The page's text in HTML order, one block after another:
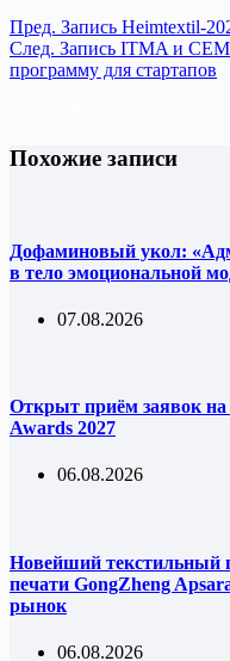
Пред. Запись Heimtextil-
След. Запись ITMA и
программу для стартапов
Похожие записи
Дофаминовый укол:
в тело эмоциональной
07.08.2026
Открыт приём заявок на
Awards 2027
06.08.2026
Новейший текстильный
печати GongZheng
рынок
06.08.2026